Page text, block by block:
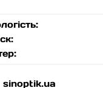
sinoptik.ua